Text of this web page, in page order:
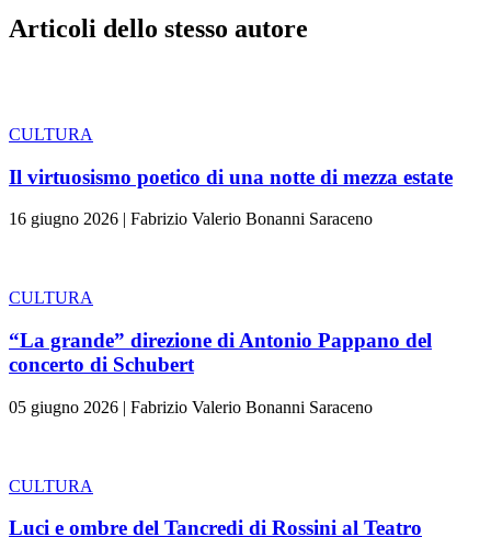
Articoli dello stesso autore
CULTURA
Il virtuosismo poetico di una notte di mezza estate
16 giugno 2026 | Fabrizio Valerio Bonanni Saraceno
CULTURA
“La grande” direzione di Antonio Pappano del
concerto di Schubert
05 giugno 2026 | Fabrizio Valerio Bonanni Saraceno
CULTURA
Luci e ombre del Tancredi di Rossini al Teatro